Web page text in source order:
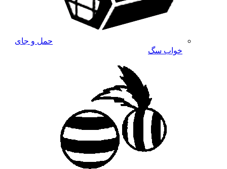
حمل و جای
خواب سگ